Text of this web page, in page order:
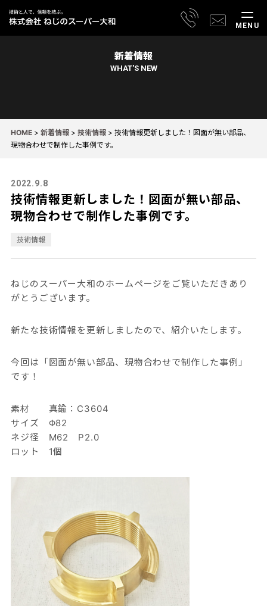
MENU
新着情報
WHAT'S NEW
HOME> 新着情報> 技術情報> 技術情報更新しました！図面が無い部品、
現物合わせで制作した事例です。
2022.9.8
技術情報更新しました！図面が無い部品、
現物合わせで制作した事例です。
技術情報
ねじのスーパー大和のホームページをご覧いただきあり
がとうございます。
新たな技術情報を更新しましたので、紹介いたします。
今回は「図面が無い部品、現物合わせで制作した事例」
です！
素材 真鍮：C3604
サイズ Φ82
ネジ径 M62 P2.0
ロット 1個